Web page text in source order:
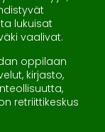
lukuisat
vaalivat.
oppilaan
kirjasto,
retriittikeskus